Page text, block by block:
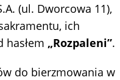
(ul. Dworcowa 11),
ich
hasłem „Rozpaleni”.
do bierzmowania w